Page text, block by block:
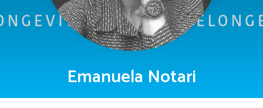
Emanuela Notari